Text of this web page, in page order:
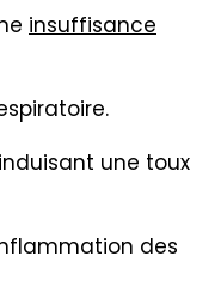
insuffisance
une toux
des